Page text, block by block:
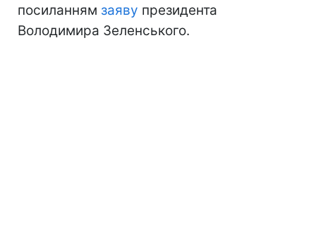
посиланням заяву президента
Володимира Зеленського.